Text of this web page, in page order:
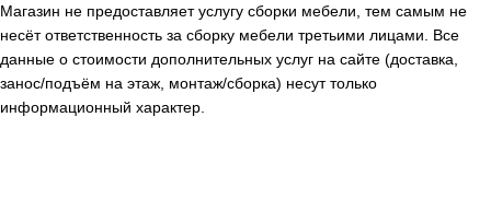
Магазин не предоставляет услугу сборки мебели, тем самым не
несёт ответственность за сборку мебели третьими лицами. Все
данные о стоимости дополнительных услуг на сайте (доставка,
занос/подъём на этаж, монтаж/сборка) несут только
информационный характер.